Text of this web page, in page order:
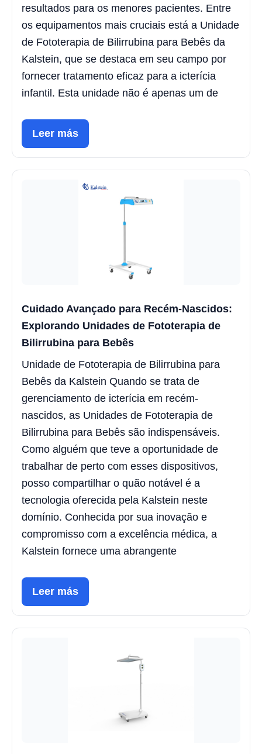
resultados para os menores pacientes. Entre
os equipamentos mais cruciais está a Unidade
de Fototerapia de Bilirrubina para Bebês da
Kalstein, que se destaca em seu campo por
fornecer tratamento eficaz para a icterícia
infantil. Esta unidade não é apenas um de
Leer más
Cuidado Avançado para Recém-Nascidos:
Explorando Unidades de Fototerapia de
Bilirrubina para Bebês
Unidade de Fototerapia de Bilirrubina para
Bebês da Kalstein Quando se trata de
gerenciamento de icterícia em recém-
nascidos, as Unidades de Fototerapia de
Bilirrubina para Bebês são indispensáveis.
Como alguém que teve a oportunidade de
trabalhar de perto com esses dispositivos,
posso compartilhar o quão notável é a
tecnologia oferecida pela Kalstein neste
domínio. Conhecida por sua inovação e
compromisso com a excelência médica, a
Kalstein fornece uma abrangente
Leer más